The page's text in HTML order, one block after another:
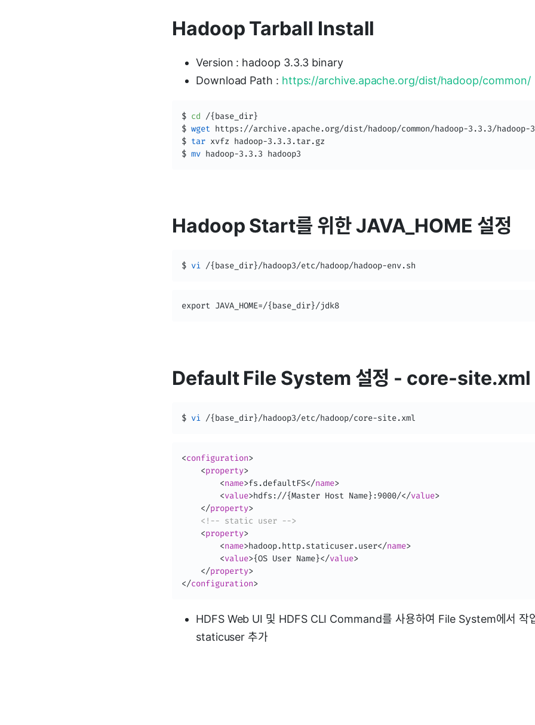
Hadoop Tarball Install
Version : hadoop 3.3.3 binary
Download Path : https://archive.apache.org/dist/hadoop/common/
$ cd /{base_dir}
$ wget https://archive.apache.org/dist/hadoop/common/hadoop-3.3.3/
$ tar xvfz hadoop-3.3.3.tar.gz
$ mv hadoop-3.3.3 hadoop3
Hadoop Start를 위한 JAVA_HOME 설정
$ vi /{base_dir}/hadoop3/etc/hadoop/hadoop-env.sh
export JAVA_HOME=/{base_dir}/jdk8
Default File System 설정 - core-site.xml
$ vi /{base_dir}/hadoop3/etc/hadoop/core-site.xml
<configuration>
<property>
<name>fs.defaultFS</name>
<value>hdfs://{Master Host Name}:9000/</value>
</property>
<!-- static user -->
<property>
<name>hadoop.http.staticuser.user</name>
<value>{OS User Name}</value>
</property>
</configuration>
HDFS Web UI 및 HDFS CLI Command를 사용하여 File System에서 작
staticuser 추가